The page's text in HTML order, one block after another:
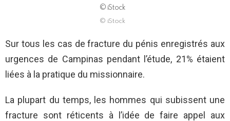
© iStock
© iStock
Sur tous les cas de fracture du pénis enregistrés aux
urgences de Campinas pendant l’étude, 21% étaient
liées à la pratique du missionnaire.
La plupart du temps, les hommes qui subissent une
fracture sont réticents à l’idée de faire appel aux